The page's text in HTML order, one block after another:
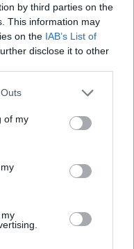
by third parties on the
This information may
on the IAB’s List of
disclose it to other
of my